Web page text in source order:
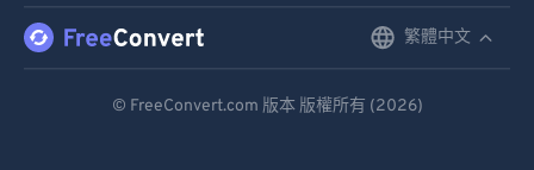
繁體中文
© FreeConvert.com 版本 版權所有 (2026)